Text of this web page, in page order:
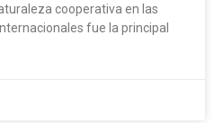
cooperativa en las
fue la principal